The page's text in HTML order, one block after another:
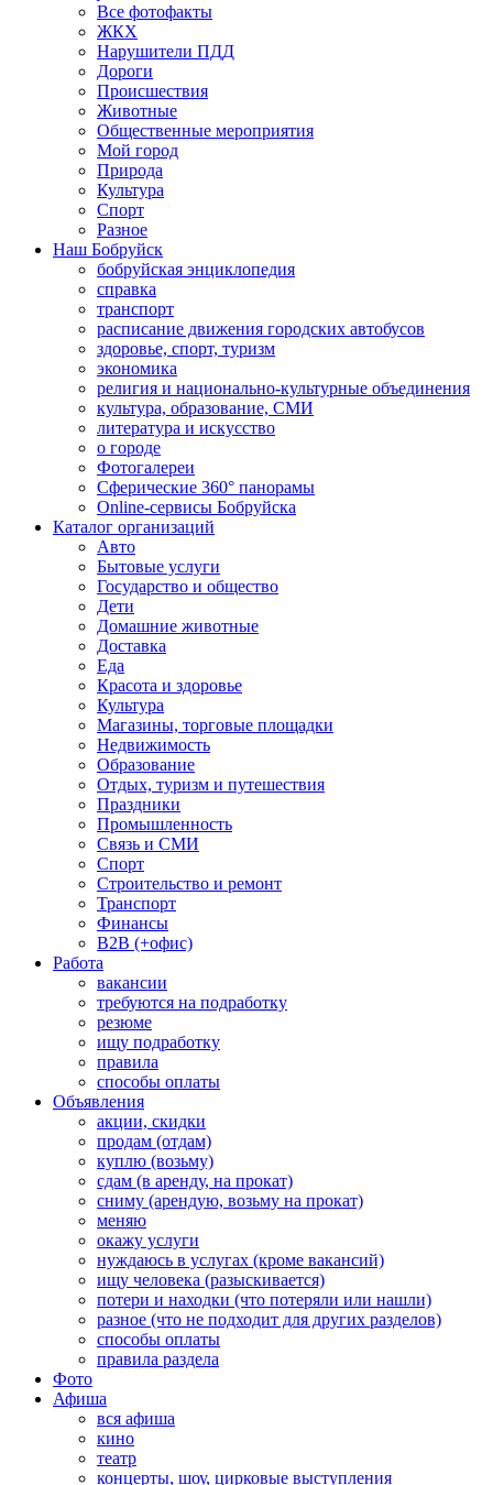
Все фотофакты
ЖКХ
Нарушители ПДД
Дороги
Происшествия
Животные
Общественные мероприятия
Мой город
Природа
Культура
Спорт
Разное
Наш Бобруйск
бобруйская энциклопедия
справка
транспорт
расписание движения городских автобусов
здоровье, спорт, туризм
экономика
религия и национально-культурные объединения
культура, образование, СМИ
литература и искусство
о городе
Фотогалереи
Сферические 360° панорамы
Online-сервисы Бобруйска
Каталог организаций
Авто
Бытовые услуги
Государство и общество
Дети
Домашние животные
Доставка
Еда
Красота и здоровье
Культура
Магазины, торговые площадки
Недвижимость
Образование
Отдых, туризм и путешествия
Праздники
Промышленность
Связь и СМИ
Спорт
Строительство и ремонт
Транспорт
Финансы
B2B (+офис)
Работа
вакансии
требуются на подработку
резюме
ищу подработку
правила
способы оплаты
Объявления
акции, скидки
продам (отдам)
куплю (возьму)
сдам (в аренду, на прокат)
сниму (арендую, возьму на прокат)
меняю
окажу услуги
нуждаюсь в услугах (кроме вакансий)
ищу человека (разыскивается)
потери и находки (что потеряли или нашли)
разное (что не подходит для других разделов)
способы оплаты
правила раздела
Фото
Афиша
вся афиша
кино
театр
концерты, шоу, цирковые выступления